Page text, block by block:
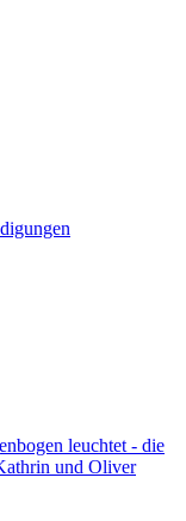
leuchtet - die
und Oliver